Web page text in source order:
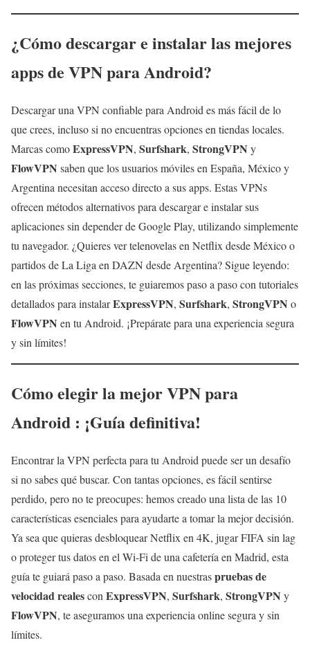
¿Cómo descargar e instalar las mejores
apps de VPN para Android?
Descargar una VPN confiable para Android es más fácil de lo
que crees, incluso si no encuentras opciones en tiendas locales.
Marcas comoExpressVPN, Surfshark, StrongVPN y
FlowVPN saben que los usuarios móviles en España, México y
Argentina necesitan acceso directo a sus apps. Estas VPNs
ofrecen métodos alternativos para descargar e instalar sus
aplicaciones sin depender de Google Play, utilizando simplemente
tu navegador. ¿Quieres ver telenovelas en Netflix desde México o
partidos de La Liga en DAZN desde Argentina? Sigue leyendo:
en las próximas secciones, te guiaremos paso a paso con tutoriales
detallados para instalarExpressVPN, Surfshark, StrongVPN o
FlowVPN en tu Android. ¡Prepárate para una experiencia segura
y sin límites!
Cómo elegir la mejor VPN para
Android : ¡Guía definitiva!
Encontrar la VPN perfecta para tu Android puede ser un desafío
si no sabes qué buscar. Con tantas opciones, es fácil sentirse
perdido, pero no te preocupes: hemos creado una lista de las 10
características esenciales para ayudarte a tomar la mejor decisión.
Ya sea que quieras desbloquear Netflix en 4K, jugar FIFA sin lag
o proteger tus datos en el Wi-Fi de una cafetería en Madrid, esta
guía te guiará paso a paso. Basada en nuestraspruebas de
velocidad realescon ExpressVPN, Surfshark, StrongVPN y
FlowVPN, te aseguramos una experiencia online segura y sin
límites.